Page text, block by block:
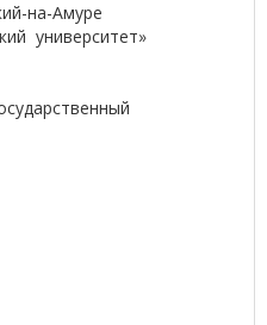
на-Амуре
университет»